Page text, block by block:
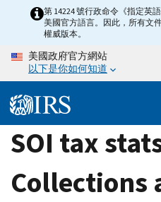
content
第 14224 號行政命令《指定英
美國官方語言。因此，所有文
權威版本。
美國政府官方網站
以下是你如何知道
SOI tax
Collections